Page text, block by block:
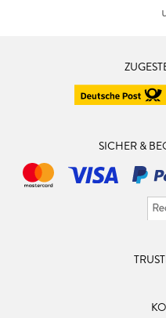
SICHER &